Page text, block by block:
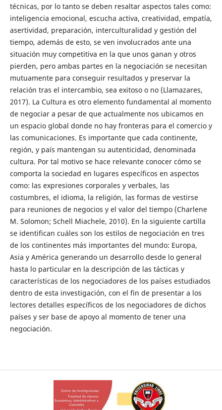
técnicas, por lo tanto se deben resaltar aspectos tales como:
inteligencia emocional, escucha activa, creatividad, empatía,
asertividad, preparación, interculturalidad y gestión del
tiempo, además de esto, se ven involucrados ante una
situación muy competitiva en la que unos ganan y otros
pierden, pero ambas partes en la negociación se necesitan
mutuamente para conseguir resultados y preservar la
relación tras el intercambio, sea exitoso o no (Llamazares,
2017). La Cultura es otro elemento fundamental al momento
de negociar a pesar de que actualmente nos ubicamos en
un espacio global donde no hay fronteras para el comercio y
las comunicaciones. Es importante que cada continente,
región, y país mantengan su autenticidad, denominada
cultura. Por tal motivo se hace relevante conocer cómo se
comporta la sociedad en lugares específicos en aspectos
como: las expresiones corporales y verbales, las
costumbres, el idioma, la religión, las formas de vestirse
para reuniones de negocios y el valor del tiempo (Charlene
M. Solomon; Schell Miachele, 2010). En la siguiente cartilla
se identifican cuáles son los estilos de negociación en tres
de los continentes más importantes del mundo: Europa,
Asia y América generando un desarrollo desde lo general
hasta lo particular en la descripción de las tácticas y
características de los negociadores de los países estudiados
dentro de esta investigación, con el fin de presentar a los
lectores detalles específicos de los negociadores de dichos
países y ser base de apoyo al momento de tener una
negociación.